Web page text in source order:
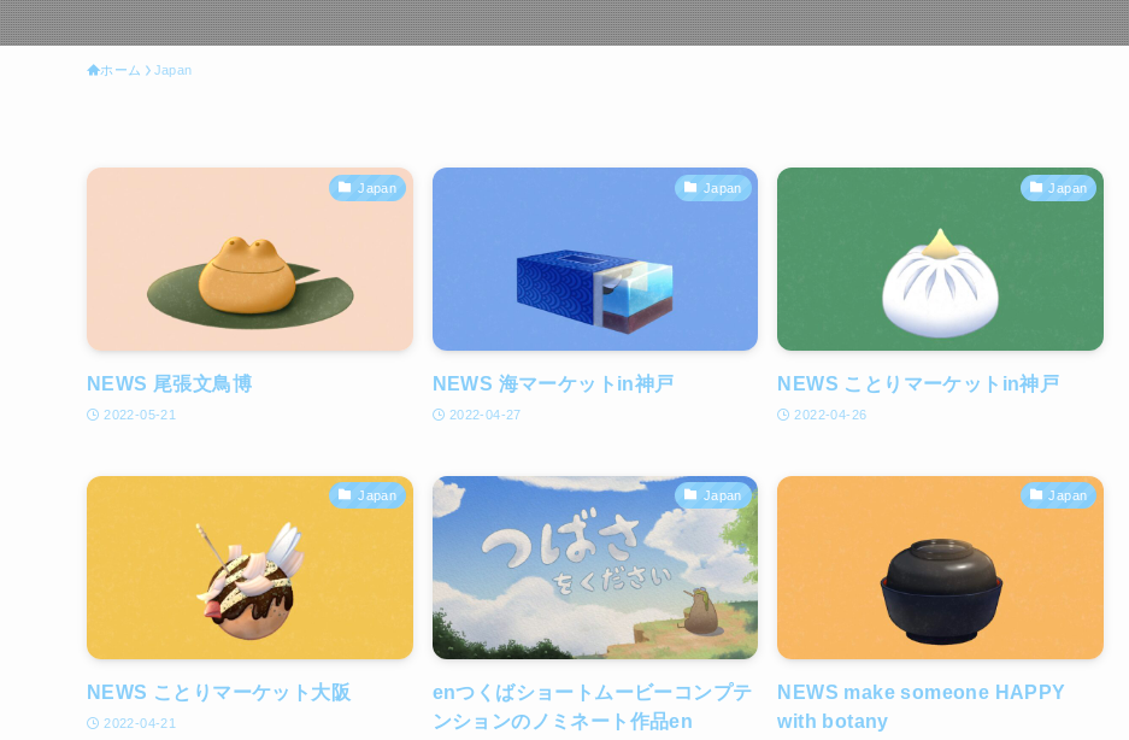
ホーム Japan
Japan
NEWS 尾張文鳥博
2022-05-21
Japan
NEWS 海マーケットin神戸
2022-04-27
Japan
NEWS ことりマーケットin神戸
2022-04-26
Japan
NEWS ことりマーケット大阪
2022-04-21
Japan
enつくばショートムービーコンプテ
ンションのノミネート作品en
Japan
NEWS make someone HAPPY
with botany